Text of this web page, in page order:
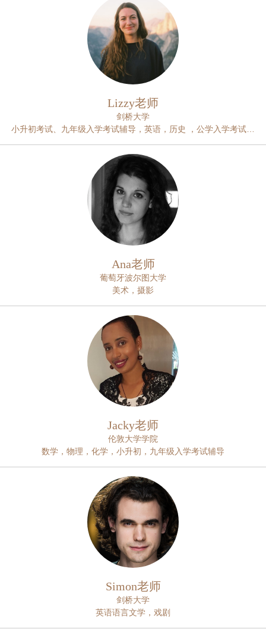
Lizzy老师
剑桥大学
小升初考试、九年级入学考试辅导，英语，历史 ，公学入学考试辅
Ana老师
葡萄牙波尔图大学
美术，摄影
Jacky老师
伦敦大学学院
数学，物理，化学，小升初，九年级入学考试辅导
Simon老师
剑桥大学
英语语言文学，戏剧